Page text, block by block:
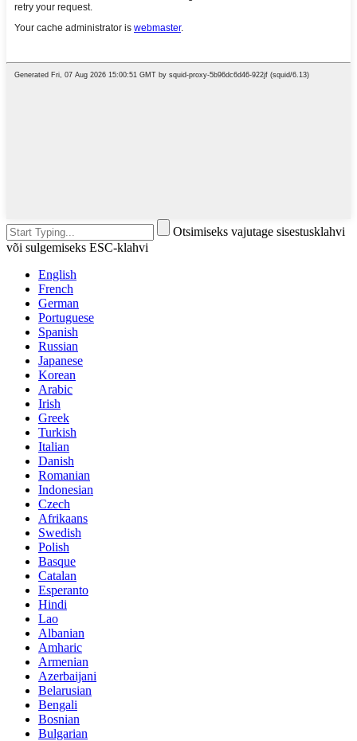
Otsimiseks vajutage sisestusklahvi
või sulgemiseks ESC-klahvi
English
French
German
Portuguese
Spanish
Russian
Japanese
Korean
Arabic
Irish
Greek
Turkish
Italian
Danish
Romanian
Indonesian
Czech
Afrikaans
Swedish
Polish
Basque
Catalan
Esperanto
Hindi
Lao
Albanian
Amharic
Armenian
Azerbaijani
Belarusian
Bengali
Bosnian
Bulgarian